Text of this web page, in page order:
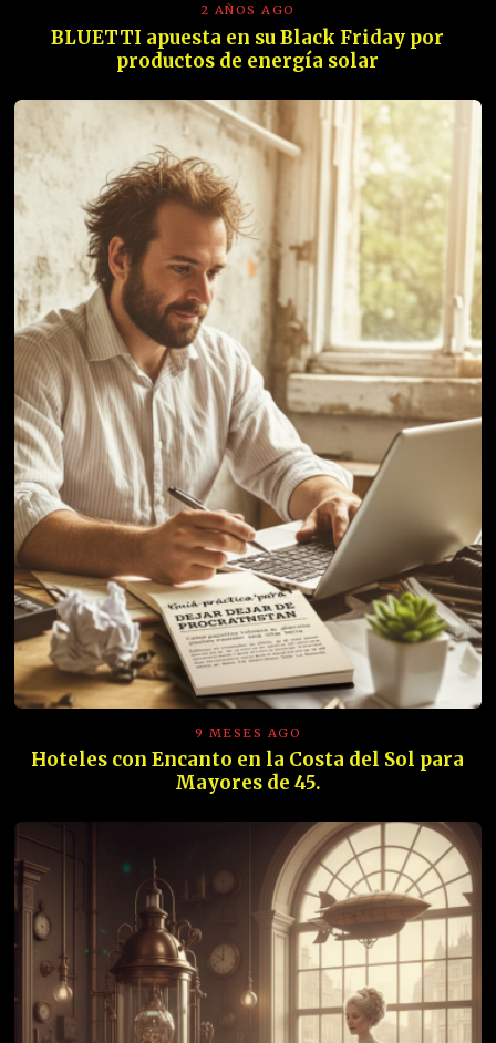
2 AÑOS AGO
BLUETTI apuesta en su Black Friday por
productos de energía solar
9 MESES AGO
Hoteles con Encanto en la Costa del Sol para
Mayores de 45.